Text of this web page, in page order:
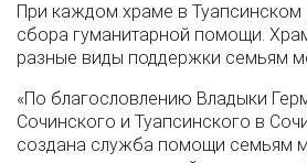
При каждом храме в Туапсинском
сбора гуманитарной помощи.
разные виды поддержки семьям
«По благословлению Владыки
Сочинского и Туапсинского в
создана служба помощи семьям